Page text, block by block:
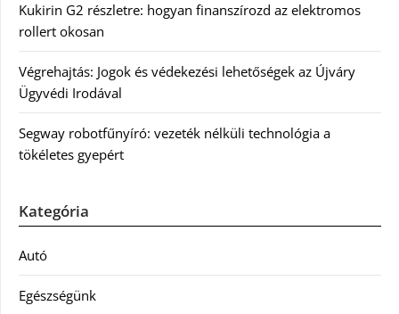
Kukirin G2 részletre: hogyan finanszírozd az elektromos
rollert okosan
Végrehajtás: Jogok és védekezési lehetőségek az Újváry
Ügyvédi Irodával
Segway robotfűnyíró: vezeték nélküli technológia a
tökéletes gyepért
Kategória
Autó
Egészségünk